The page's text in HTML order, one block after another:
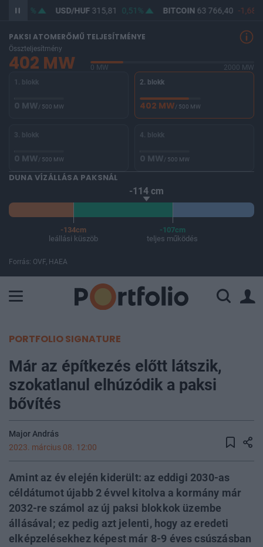
0,39% USD/HUF315,81 0,51% BITCOIN63 766,40 -1,68%
PAKSI ATOMERŐMŰ TELJESÍTMÉNYE
Összteljesítmény
402 MW 0 MW
2000 MW
1. blokk
0 MW/ 500 MW
2. blokk
402 MW/ 500 MW
3. blokk
0 MW/ 500 MW
4. blokk
0 MW/ 500 MW
DUNA VÍZÁLLÁSA PAKSNÁL
-114 cm
-134cm
leállási küszöb
-107cm
teljes működés
Forrás: OVF, HAEA
PORTFOLIO SIGNATURE
Már az építkezés előtt látszik,
szokatlanul elhúzódik a paksi
bővítés
Major András
2023. március 08. 12:00
Amint az év elején kiderült: az eddigi 2030-as
céldátumot újabb 2 évvel kitolva a kormány már
2032-re számol az új paksi blokkok üzembe
állásával; ez pedig azt jelenti, hogy az eredeti
elképzelésekhez képest már 8-9 éves csúszásban